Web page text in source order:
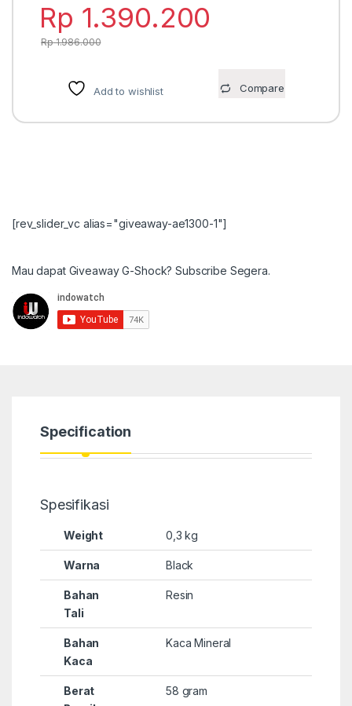
Rp 1.390.200
Rp1.986.000
Add to wishlist Compare
[rev_slider_vc alias="giveaway-ae1300-1"]
Mau dapat Giveaway G-Shock? Subscribe Segera.
Specification
Spesifikasi
Weight 0,3 kg
Warna Black
Bahan
Tali
Resin
Bahan
Kaca
Kaca Mineral
Berat
58 gram